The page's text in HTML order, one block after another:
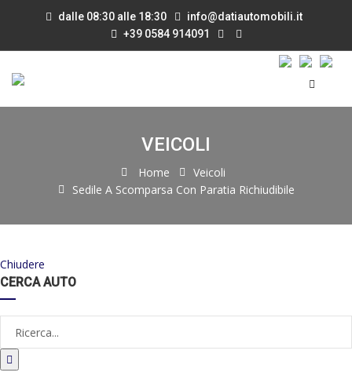
dalle 08:30 alle 18:30
info@datiautomobili.it
+39 0584 914091
VEICOLI
Home
Veicoli
Sedile A Scomparsa Con Paratia Richiudibile
Chiudere
CERCA AUTO